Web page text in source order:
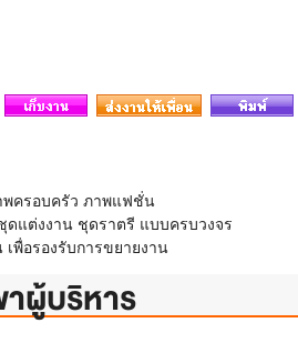
พครอบครัว ภาพแฟชั่น
ดแต่งงาน ชุดราตรี แบบครบวงจร
เพื่อรองรับการขยายงาน
าผู้บริหาร